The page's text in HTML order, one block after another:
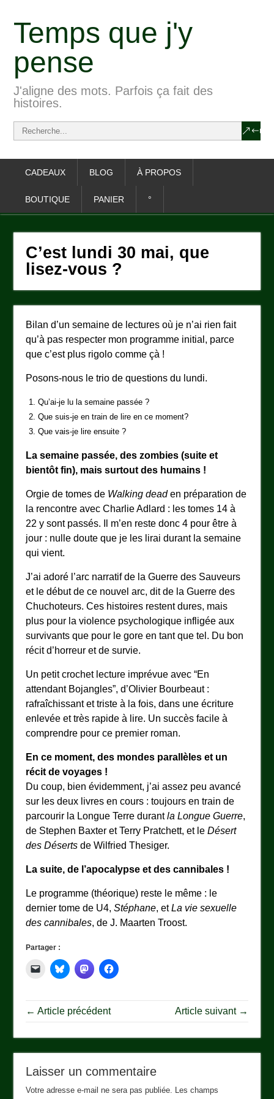
Temps que j'y
pense
J'aligne des mots. Parfois ça fait des
histoires.
CADEAUX BLOG À PROPOS
BOUTIQUE PANIER °
C’est lundi 30 mai, que
lisez-vous ?
Bilan d’un semaine de lectures où je n’ai rien fait
qu’à pas respecter mon programme initial, parce
que c’est plus rigolo comme çà !
Posons-nous le trio de questions du lundi.
Qu’ai-je lu la semaine passée ?
Que suis-je en train de lire en ce moment?
Que vais-je lire ensuite ?
La semaine passée, des zombies (suite et
bientôt fin), mais surtout des humains !
Orgie de tomes de Walking deaden préparation de
la rencontre avec Charlie Adlard : les tomes 14 à
22 y sont passés. Il m’en reste donc 4 pour être à
jour : nulle doute que je les lirai durant la semaine
qui vient.
J’ai adoré l’arc narratif de la Guerre des Sauveurs
et le début de ce nouvel arc, dit de la Guerre des
Chuchoteurs. Ces histoires restent dures, mais
plus pour la violence psychologique infligée aux
survivants que pour le gore en tant que tel. Du bon
récit d’horreur et de survie.
Un petit crochet lecture imprévue avec “En
attendant Bojangles”, d’Olivier Bourbeaut :
rafraîchissant et triste à la fois, dans une écriture
enlevée et très rapide à lire. Un succès facile à
comprendre pour ce premier roman.
En ce moment, des mondes parallèles et un
récit de voyages !
Du coup, bien évidemment, j’ai assez peu avancé
sur les deux livres en cours : toujours en train de
parcourir la Longue Terre durantla Longue Guerre,
de Stephen Baxter et Terry Pratchett, et leDésert
des Déserts de Wilfried Thesiger.
La suite, de l’apocalypse et des cannibales !
Le programme (théorique) reste le même : le
dernier tome de U4,Stéphane, etLa vie sexuelle
des cannibales, deJ. Maarten Troost.
Partager :
← Article précédent Article suivant →
Laisser un commentaire
Votre adresse e-mail ne sera pas publiée. Les champs